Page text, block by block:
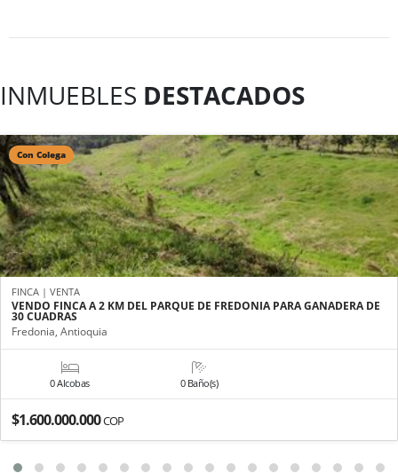
INMUEBLES DESTACADOS
Con Colega
FINCA | VENTA
VENDO FINCA A 2 KM DEL PARQUE DE FREDONIA PARA GANADERA DE
30 CUADRAS
Fredonia, Antioquia
0 Alcobas 0 Baño(s)
$1.600.000.000COP